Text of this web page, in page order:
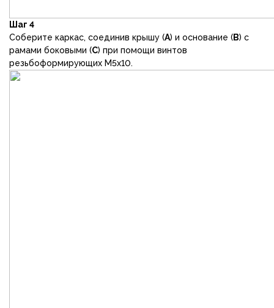
Шаг 4
Соберите каркас, соединив крышу (А) и основание (В) с
рамами боковыми (С) при помощи винтов
резьбоформирующих М5х10.